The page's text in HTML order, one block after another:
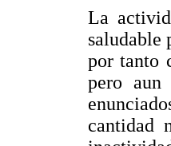
La
saludable
por tanto
pero aun
cantidad